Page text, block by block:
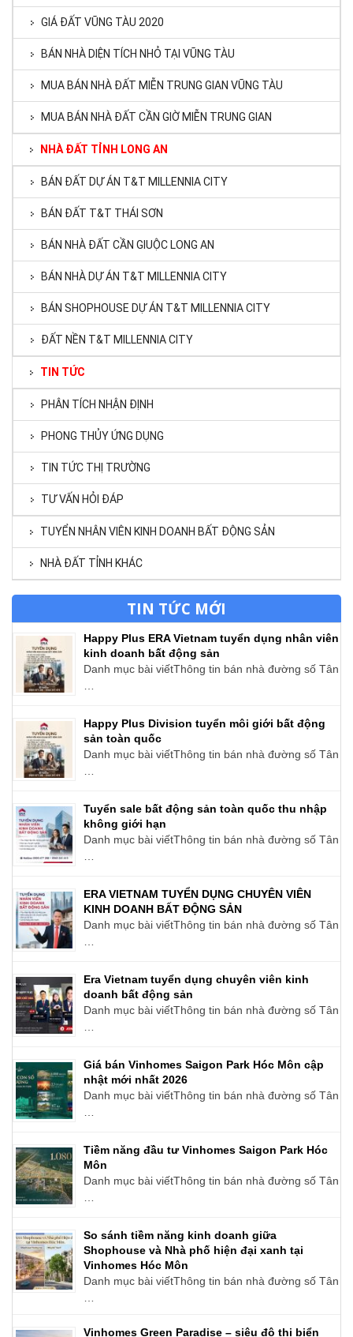
GIÁ ĐẤT VŨNG TÀU 2020
BÁN NHÀ DIỆN TÍCH NHỎ TẠI VŨNG TÀU
MUA BÁN NHÀ ĐẤT MIỄN TRUNG GIAN VŨNG TÀU
MUA BÁN NHÀ ĐẤT CẦN GIỜ MIỄN TRUNG GIAN
NHÀ ĐẤT TỈNH LONG AN
BÁN ĐẤT DỰ ÁN T&T MILLENNIA CITY
BÁN ĐẤT T&T THÁI SƠN
BÁN NHÀ ĐẤT CẦN GIUỘC LONG AN
BÁN NHÀ DỰ ÁN T&T MILLENNIA CITY
BÁN SHOPHOUSE DỰ ÁN T&T MILLENNIA CITY
ĐẤT NỀN T&T MILLENNIA CITY
TIN TỨC
PHÂN TÍCH NHẬN ĐỊNH
PHONG THỦY ỨNG DỤNG
TIN TỨC THỊ TRƯỜNG
TƯ VẤN HỎI ĐÁP
TUYỂN NHÂN VIÊN KINH DOANH BẤT ĐỘNG SẢN
NHÀ ĐẤT TỈNH KHÁC
TIN TỨC MỚI
Happy Plus ERA Vietnam tuyển dụng nhân viên
kinh doanh bất động sản
Danh mục bài viếtThông tin bán nhà đường số Tân
Happy Plus Division tuyển môi giới bất động
sản toàn quốc
Danh mục bài viếtThông tin bán nhà đường số Tân
Tuyển sale bất động sản toàn quốc thu nhập
không giới hạn
Danh mục bài viếtThông tin bán nhà đường số Tân
ERA VIETNAM TUYỂN DỤNG CHUYÊN VIÊN
KINH DOANH BẤT ĐỘNG SẢN
Danh mục bài viếtThông tin bán nhà đường số Tân
Era Vietnam tuyển dụng chuyên viên kinh
doanh bất động sản
Danh mục bài viếtThông tin bán nhà đường số Tân
Giá bán Vinhomes Saigon Park Hóc Môn cập
nhật mới nhất 2026
Danh mục bài viếtThông tin bán nhà đường số Tân
Tiềm năng đầu tư Vinhomes Saigon Park Hóc
Môn
Danh mục bài viếtThông tin bán nhà đường số Tân
So sánh tiềm năng kinh doanh giữa
Shophouse và Nhà phố hiện đại xanh tại
Vinhomes Hóc Môn
Danh mục bài viếtThông tin bán nhà đường số Tân
Vinhomes Green Paradise – siêu đô thị biển